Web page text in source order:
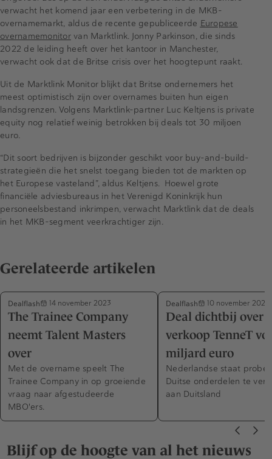
verwacht het komend jaar een verbetering in de MKB-
overnamemarkt, aldus de recente gepubliceerde Europese
overnamemonitorvan Marktlink. Jonny Parkinson, die sinds
2022 de leiding heeft over het kantoor in Manchester,
verwacht ook dat de Britse crisis over het hoogtepunt raakt.
Uit de Marktlink Monitor blijkt dat Britse ondernemers het
meest optimistisch zijn over overnames buiten hun eigen
landsgrenzen. Volgens Marktlink-partner Luc Keltjens is private
equity nog relatief weinig betrokken bij deals tot 30 miljoen
euro.
“Dit soort bedrijven is bijzonder geschikt voor buy-and-build-
strategieën die het snelst toegang bieden tot de markten op
het Europese vasteland”, aldus Keltjens. Hoewel grote
financiële adviesbureaus in het Verenigd Koninkrijk hun
personeelsbestand inkrimpen, verwacht Marktlink dat de deals
in het MKB-segment veerkrachtiger zijn.
Gerelateerde artikelen
Dealflash 14 november 2023
The Trainee Company
neemt Talent Masters
over
Met de overname speelt The
Trainee Company in op groeiende
vraag naar afgestudeerde
MBO'ers.
Dealflash 10 november 2023
Deal dichtbij over
verkoop TenneT
miljard euro
Nederlandse staat
Duitse onderdelen te
aan Duitsland
Blijf op de hoogte van al het nieuws